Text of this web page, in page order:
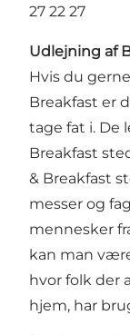
27 22 27
Udlejning af
Hvis du
Breakfast er
tage fat i. De
Breakfast
& Breakfast
messer og
mennesker
kan man
hvor folk der
hjem, har